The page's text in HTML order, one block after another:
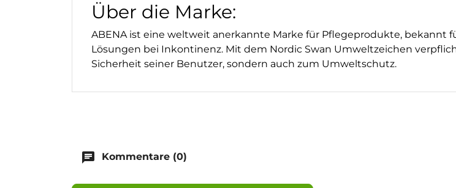
Über die Marke:
ABENA ist eine weltweit anerkannte Marke für Pflegeprodukte,
Lösungen bei Inkontinenz. Mit dem Nordic Swan Umweltzeichen
Sicherheit seiner Benutzer, sondern auch zum Umweltschutz.
chat Kommentare (0)